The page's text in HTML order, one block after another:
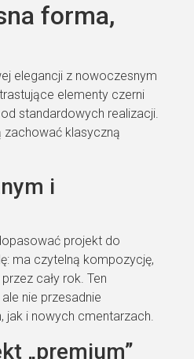
forma,
elegancji z nowoczesnym
elementy czerni
standardowych realizacji.
zachować klasyczną
i
projekt do
ma czytelną kompozycję,
cały rok. Ten
nie przesadnie
jak i nowych cmentarzach.
„premium”